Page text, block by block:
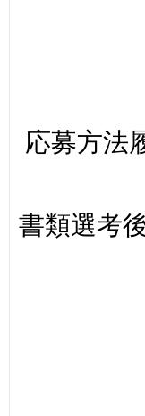
応募方法
書類選考